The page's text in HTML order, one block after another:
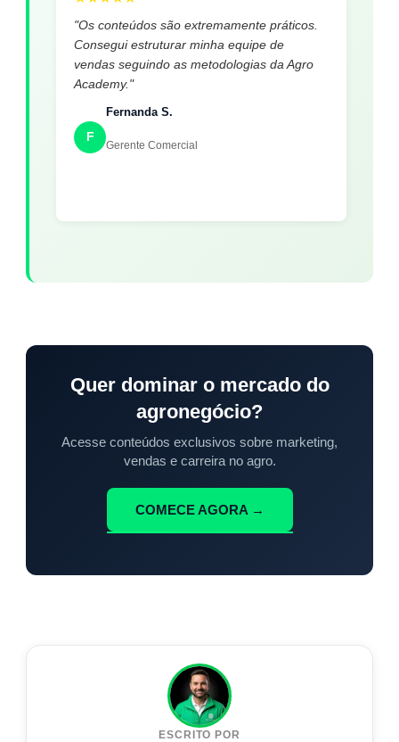
"Os conteúdos são extremamente práticos.
Consegui estruturar minha equipe de
vendas seguindo as metodologias da Agro
Academy."
F
Fernanda S.
Gerente Comercial
Quer dominar o mercado do
agronegócio?
Acesse conteúdos exclusivos sobre marketing,
vendas e carreira no agro.
COMECE AGORA →
ESCRITO POR